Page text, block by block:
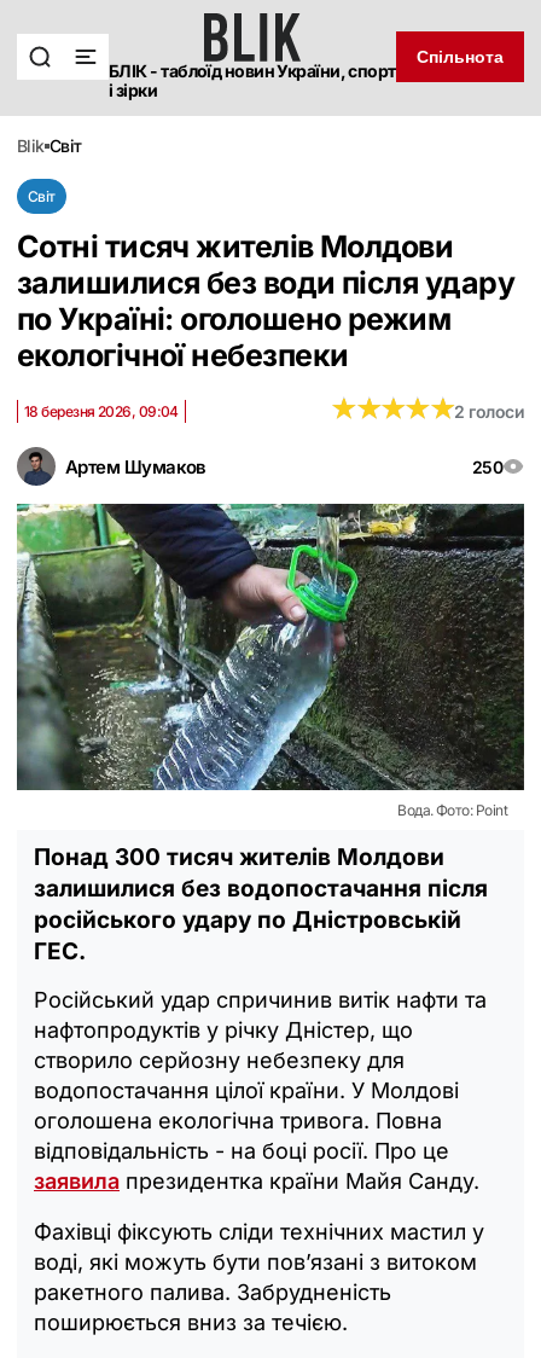
БЛІК - таблоїд новин України, спорт
і зірки
Спільнота
blik світ
Світ
Сотні тисяч жителів Молдови
залишилися без води після удару
по Україні: оголошено режим
екологічної небезпеки
Артем Шумаков 250
18 березня 2026, 09:04 ★★★★★
★★★★★2 голоси
Вода. Фото: Point
Понад 300 тисяч жителів Молдови
залишилися без водопостачання після
російського удару по Дністровській
ГЕС.
Російський удар спричинив витік нафти та
нафтопродуктів у річку Дністер, що
створило серйозну небезпеку для
водопостачання цілої країни. У Молдові
оголошена екологічна тривога. Повна
відповідальність - на боці росії. Про це
заявила президентка країни Майя Санду.
Фахівці фіксують сліди технічних мастил у
воді, які можуть бути пов’язані з витоком
ракетного палива. Забрудненість
поширюється вниз за течією.